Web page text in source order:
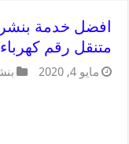
متنقل رقم
مايو 4, 2020